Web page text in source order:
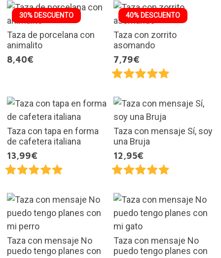
30% DESCUENTO
Taza de porcelana con
animalito
8,40€
40% DESCUENTO
Taza con zorrito
asomando
7,79€
Taza con tapa en forma
de cafetera italiana
13,99€
Taza con mensaje Sí, soy
una Bruja
12,95€
Taza con mensaje No
puedo tengo planes con
Taza con mensaje No
puedo tengo planes con